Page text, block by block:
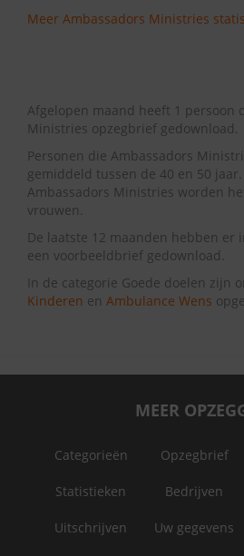
Meer Ambassadors Ministries
Afgelopen maand heeft 1 persoon
Ministries opzegbrief gedownload.
Personen die Ambassadors
gemiddeld tussen de 40 en 50
Ambassadors Ministries worden
vrouwen.
De laatste 12 maanden hebben er
een voorbeeldbrief gedownload.
In de categorie Goede doelen zijn
Kinderen en Ambulance Wens
MEER
Categorieën Opzegbrief
Statistieken Bedrijven
Uitschrijven Uw gegevens